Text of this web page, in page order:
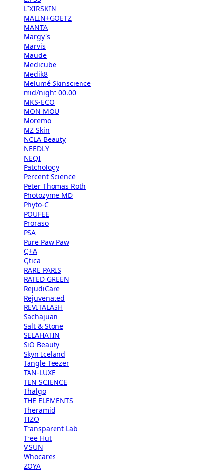
LIXIRSKIN
MALIN+GOETZ
MANTA
Margy's
Marvis
Maude
Medicube
Medik8
Melumé Skinscience
mid/night 00.00
MKS-ECO
MON MOU
Moremo
MZ Skin
NCLA Beauty
NEEDLY
NEQI
Patchology
Percent Science
Peter Thomas Roth
Photozyme MD
Phyto-C
POUFEE
Proraso
PSA
Pure Paw Paw
Q+A
Qtica
RARE PARIS
RATED GREEN
RejudiCare
Rejuvenated
REVITALASH
Sachajuan
Salt & Stone
SELAHATIN
SiO Beauty
Skyn Iceland
Tangle Teezer
TAN-LUXE
TEN SCIENCE
Thalgo
THE ELEMENTS
Theramid
TIZO
Transparent Lab
Tree Hut
V.SUN
Whocares
ZOYA